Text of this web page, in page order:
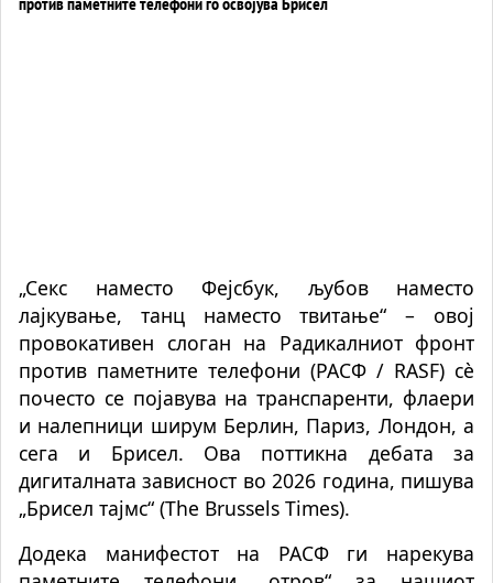
„Секс наместо Фејсбук, љубов наместо
лајкување, танц наместо твитање“ – овој
провокативен слоган на Радикалниот фронт
против паметните телефони (РАСФ / RASF) сè
почесто се појавува на транспаренти, флаери
и налепници ширум Берлин, Париз, Лондон, а
сега и Брисел. Ова поттикна дебата за
дигиталната зависност во 2026 година, пишува
„Брисел тајмс“ (The Brussels Times).
Додека манифестот на РАСФ ги нарекува